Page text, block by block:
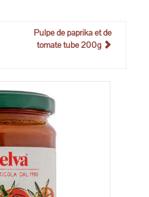
Pulpe de paprika et de
tomate tube 200g